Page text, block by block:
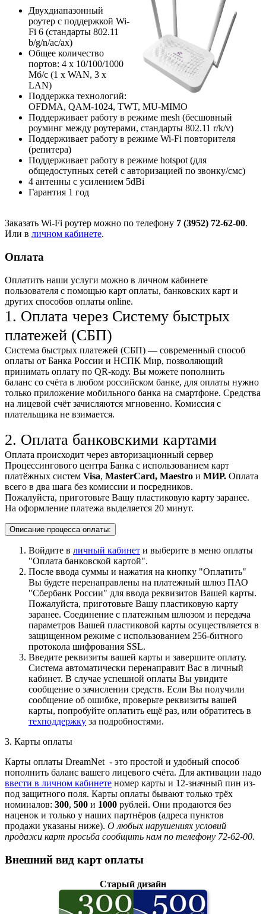
Двухдиапазонный
роутер с поддержкой Wi-
Fi 6 (стандарты 802.11
b/g/n/ac/ax)
Общее количество
портов: 4 х 10/100/1000
Мб/с (1 x WAN, 3 x
LAN)
Поддержка технологий:
OFDMA, QAM-1024, TWT, MU-MIMO
Поддерживает работу в режиме mesh (бесшовный
роуминг между роутерами, стандарты 802.11 r/k/v)
Поддерживает работу в режиме Wi-Fi повторителя
(репитера)
Поддерживает работу в режиме hotspot (для
общедоступных сетей с авторизацией по звонку/смс)
4 антенны с усилением 5dBi
Гарантия 1 год
Заказать Wi-Fi роутер можно по телефону 7 (3952) 72-62-00.
Или в личном кабинете.
Оплата
Оплатить наши услуги можно в личном кабинете
пользователя с помощью карт оплаты, банковских карт и
других способов оплаты online.
1. Оплата через Систему быстрых
платежей (СБП)
Система быстрых платежей (СБП) — современный способ
оплаты от Банка России и НСПК Мир, позволяющий
принимать оплату по QR-коду. Вы можете пополнить
баланс со счёта в любом российском банке, для оплаты нужно
только приложение мобильного банка на смартфоне. Средства
на лицевой счёт зачисляются мгновенно. Комиссия с
плательщика не взимается.
2. Оплата банковскими картами
Оплата происходит через авторизационный сервер
Процессингового центра Банка с использованием карт
платёжных систем Visa, MasterCard, Maestro и МИР. Оплата
всего в два шага без комиссии и посредников.
Пожалуйста, приготовьте Вашу пластиковую карту заранее.
На оформление платежа выделяется 20 минут.
Описание процесса оплаты:
Войдите в личный кабинет и выберите в меню оплаты
"Оплата банковской картой".
После ввода суммы и нажатия на кнопку "Оплатить"
Вы будете перенаправлены на платежный шлюз ПАО
"Сбербанк России" для ввода реквизитов Вашей карты.
Пожалуйста, приготовьте Вашу пластиковую карту
заранее. Соединение с платежным шлюзом и передача
параметров Вашей пластиковой карты осуществляется в
защищенном режиме с использованием 256-битного
протокола шифрования SSL.
Введите реквизиты вашей карты и завершите оплату.
Система автоматически перенаправит Вас в личный
кабинет. В случае успешной оплаты Вы увидите
сообщение о зачислении средств. Если Вы получили
сообщение об ошибке, проверьте реквизиты вашей
карты, попробуйте оплатить ещё раз, или обратитесь в
техподдержку за подробностями.
3. Карты оплаты
Карты оплаты DreamNet - это простой и удобный способ
пополнить баланс вашего лицевого счёта. Для активации надо
ввести в личном кабинете номер карты и 12-значный пин из-
под защитного поля. Карты оплаты бывают только трёх
номиналов: 300, 500 и 1000 рублей. Они продаются без
наценок и только у наших партнёров (адреса пунктов
продажи указаны ниже). О любых нарушениях условий
продажи карт просьба сообщить нам по телефону 72-62-00.
Внешний вид карт оплаты
Старый дизайн